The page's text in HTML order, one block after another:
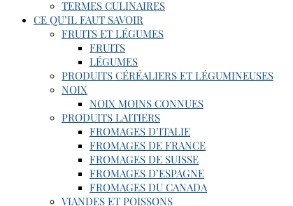
TERMES CULINAIRES
CE QU’IL FAUT SAVOIR
FRUITS ET LÉGUMES
FRUITS
LÉGUMES
PRODUITS CÉRÉALIERS ET LÉGUMINEUSES
NOIX
NOIX MOINS CONNUES
PRODUITS LAITIERS
FROMAGES D’ITALIE
FROMAGES DE FRANCE
FROMAGES DE SUISSE
FROMAGES D’ESPAGNE
FROMAGES DU CANADA
VIANDES ET POISSONS